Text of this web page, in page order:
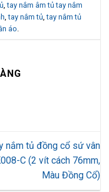
,tay nắm âm tủ tay nắm
,tay nắm tủ ,tay nắm tủ
áo
nắm tủ đồng cổ sứ vân
C (2 vít cách 76mm,
Màu Đồng Cổ)